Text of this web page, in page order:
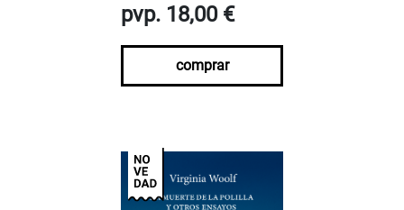
pvp. 18,00 €
comprar